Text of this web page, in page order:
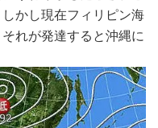
かし現在フィリピン海
れが発達すると沖縄に